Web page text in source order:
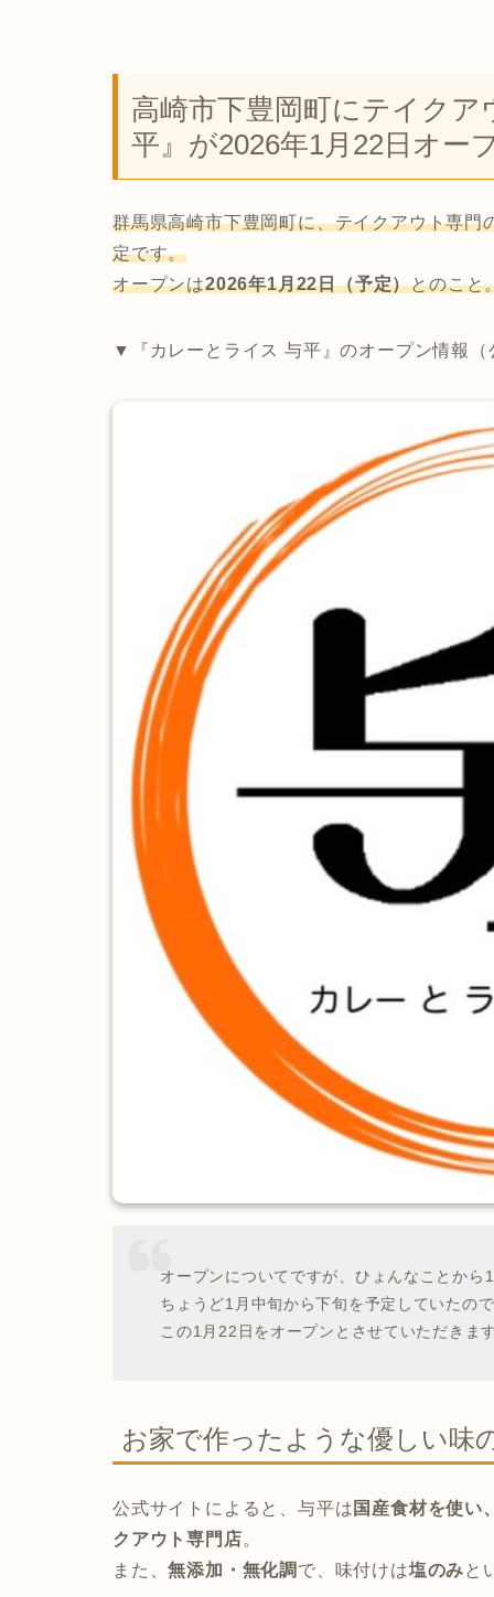
高崎市下豊岡町にテイク
平』が2026年1月22日オー
群馬県高崎市下豊岡町に、テイクアウト専門
定です。
オープンは2026年1月22日（予定）とのこと
▼『カレーとライス 与平』のオープン情報
オープンについてですが、ひょんなことか
ちょうど1月中旬から下旬を予定していたの
この1月22日をオープンとさせていただきま
お家で作ったような優しい味
公式サイトによると、与平は 国産食材を使い
クアウト専門店。
また、無添加・無化調 で、味付けは塩のみと